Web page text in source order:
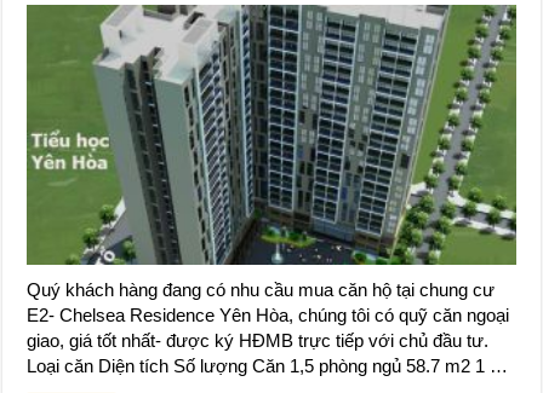
Quý khách hàng đang có nhu cầu mua căn hộ tại chung cư
E2- Chelsea Residence Yên Hòa, chúng tôi có quỹ căn ngoại
giao, giá tốt nhất- được ký HĐMB trực tiếp với chủ đầu tư.
Loại căn Diện tích Số lượng Căn 1,5 phòng ngủ 58.7 m2 1 …